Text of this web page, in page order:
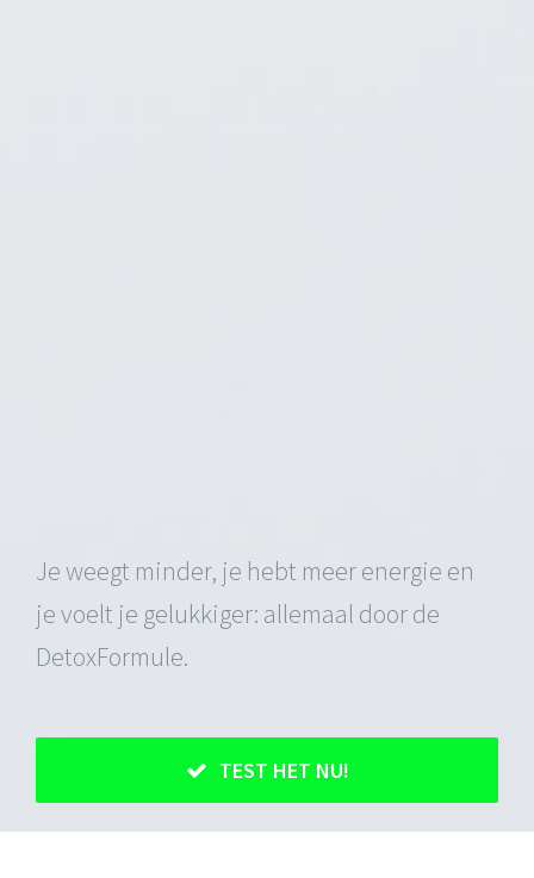
Je weegt minder, je hebt meer energie en
je voelt je gelukkiger: allemaal door de
DetoxFormule.
TEST HET NU!